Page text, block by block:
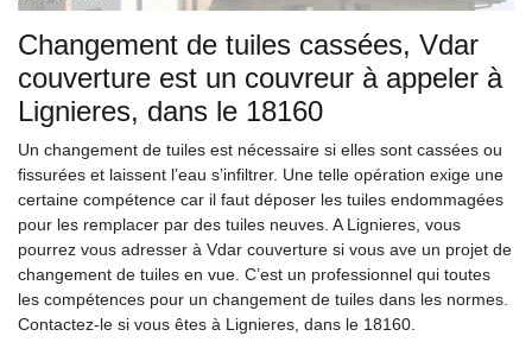
Changement de tuiles cassées, Vdar
couverture est un couvreur à appeler à
Lignieres, dans le 18160
Un changement de tuiles est nécessaire si elles sont cassées ou
fissurées et laissent l’eau s’infiltrer. Une telle opération exige une
certaine compétence car il faut déposer les tuiles endommagées
pour les remplacer par des tuiles neuves. A Lignieres, vous
pourrez vous adresser à Vdar couverture si vous ave un projet de
changement de tuiles en vue. C’est un professionnel qui toutes
les compétences pour un changement de tuiles dans les normes.
Contactez-le si vous êtes à Lignieres, dans le 18160.